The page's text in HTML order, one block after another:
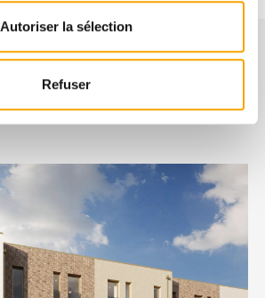
Autoriser la sélection
Refuser